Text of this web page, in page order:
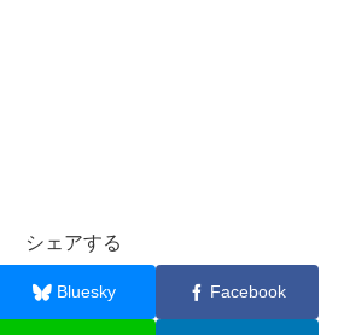
シェアする
Bluesky Facebook